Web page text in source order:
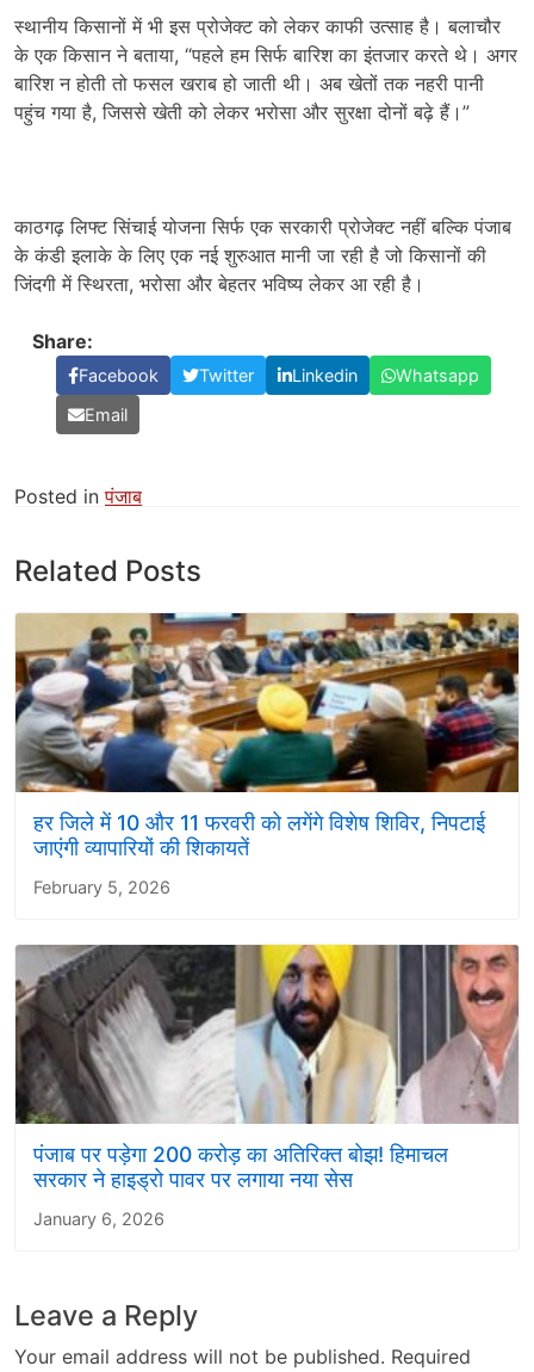
स्थानीय किसानों में भी इस प्रोजेक्ट को लेकर काफी उत्साह है। बलाचौर
के एक किसान ने बताया, “पहले हम सिर्फ बारिश का इंतजार करते थे। अगर
बारिश न होती तो फसल खराब हो जाती थी। अब खेतों तक नहरी पानी
पहुंच गया है, जिससे खेती को लेकर भरोसा और सुरक्षा दोनों बढ़े हैं।”
काठगढ़ लिफ्ट सिंचाई योजना सिर्फ एक सरकारी प्रोजेक्ट नहीं बल्कि पंजाब
के कंडी इलाके के लिए एक नई शुरुआत मानी जा रही है जो किसानों की
जिंदगी में स्थिरता, भरोसा और बेहतर भविष्य लेकर आ रही है।
Share:
Facebook Twitter Linkedin
Whatsapp
Email
Posted inपंजाब
Related Posts
हर जिले में 10 और 11 फरवरी को लगेंगे विशेष शिविर, निपटाई
जाएंगी व्यापारियों की शिकायतें
February 5, 2026
पंजाब पर पड़ेगा 200 करोड़ का अतिरिक्त बोझ! हिमाचल
सरकार ने हाइड्रो पावर पर लगाया नया सेस
January 6, 2026
Leave a Reply
Your email address will not be published. Required